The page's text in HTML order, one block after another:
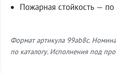
Пожарная стойкость —
Формат артикула 99ab8c.
по каталогу. Исполнения под